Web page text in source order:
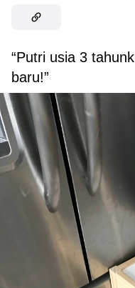
“Putri usia 3
baru!”